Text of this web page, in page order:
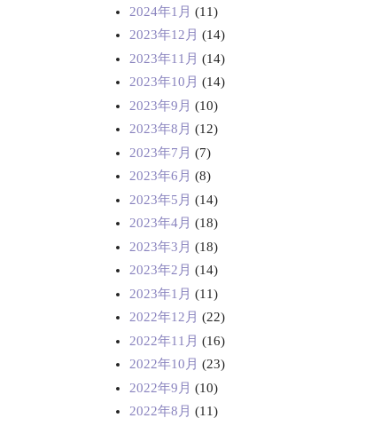
2024年1月 (11)
2023年12月 (14)
2023年11月 (14)
2023年10月 (14)
2023年9月 (10)
2023年8月 (12)
2023年7月 (7)
2023年6月 (8)
2023年5月 (14)
2023年4月 (18)
2023年3月 (18)
2023年2月 (14)
2023年1月 (11)
2022年12月 (22)
2022年11月 (16)
2022年10月 (23)
2022年9月 (10)
2022年8月 (11)